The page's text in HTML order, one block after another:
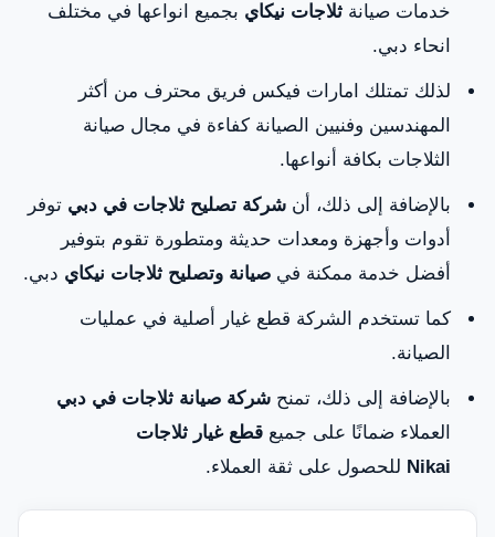
خدمات صيانة ثلاجات نيكاي بجميع انواعها في مختلف
انحاء دبي.
لذلك تمتلك امارات فيكس فريق محترف من أكثر
المهندسين وفنيين الصيانة كفاءة في مجال صيانة
الثلاجات بكافة أنواعها.
بالإضافة إلى ذلك، أن شركة تصليح ثلاجات في دبي توفر
أدوات وأجهزة ومعدات حديثة ومتطورة تقوم بتوفير
أفضل خدمة ممكنة في صيانة وتصليح ثلاجات نيكاي دبي.
كما تستخدم الشركة قطع غيار أصلية في عمليات
الصيانة.
بالإضافة إلى ذلك، تمنح شركة صيانة ثلاجات في دبي
العملاء ضمانًا على جميع قطع غيار ثلاجات
Nikai للحصول على ثقة العملاء.